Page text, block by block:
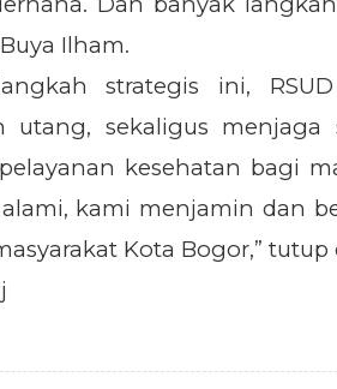
Ilham.
strategis ini,
utang, sekaligus
kesehatan bagi
kami menjamin dan
Kota Bogor,” tutup